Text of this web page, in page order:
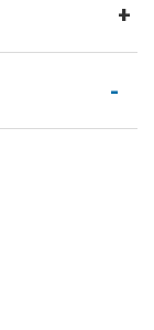
1/4"